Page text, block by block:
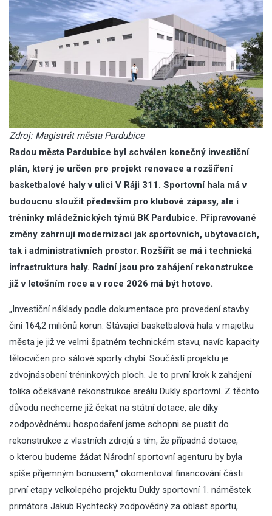
Zdroj: Magistrát města Pardubice
Radou města Pardubice byl schválen konečný investiční
plán, který je určen pro projekt renovace a rozšíření
basketbalové haly v ulici V Ráji 311. Sportovní hala má v
budoucnu sloužit především pro klubové zápasy, ale i
tréninky mládežnických týmů BK Pardubice. Připravované
změny zahrnují modernizaci jak sportovních, ubytovacích,
tak i administrativních prostor. Rozšířit se má i technická
infrastruktura haly. Radní jsou pro zahájení rekonstrukce
již v letošním roce a v roce 2026 má být hotovo.
„Investiční náklady podle dokumentace pro provedení stavby
činí 164,2 miliónů korun. Stávající basketbalová hala v majetku
města je již ve velmi špatném technickém stavu, navíc kapacity
tělocvičen pro sálové sporty chybí. Součástí projektu je
zdvojnásobení tréninkových ploch. Je to první krok k zahájení
tolika očekávané rekonstrukce areálu Dukly sportovní. Z těchto
důvodu nechceme již čekat na státní dotace, ale díky
zodpovědnému hospodaření jsme schopni se pustit do
rekonstrukce z vlastních zdrojů s tím, že případná dotace,
o kterou budeme žádat Národní sportovní agenturu by byla
spíše příjemným bonusem,“ okomentoval financování části
první etapy velkolepého projektu Dukly sportovní 1. náměstek
primátora Jakub Rychtecký zodpovědný za oblast sportu,